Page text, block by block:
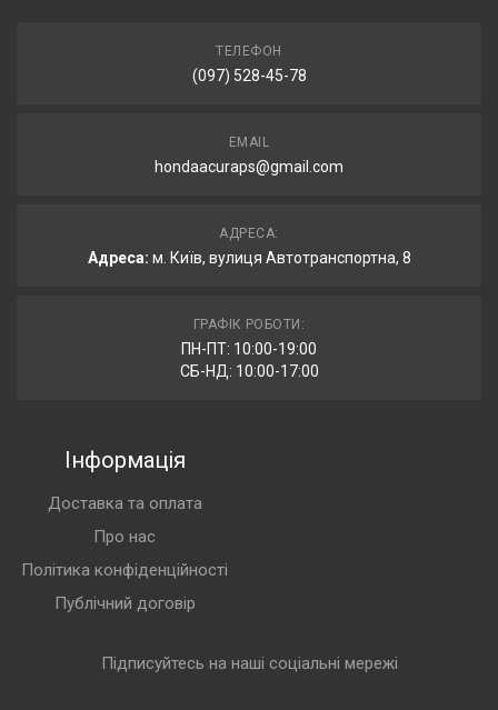
ТЕЛЕФОН
(097) 528-45-78
EMAIL
hondaacuraps@gmail.com
АДРЕСА:
Адреса: м. Київ, вулиця Автотранспортна, 8
ГРАФІК РОБОТИ:
ПН-ПТ: 10:00-19:00
СБ-НД: 10:00-17:00
Інформація
Доставка та оплата
Про нас
Політика конфіденційності
Публічний договір
Підписуйтесь на наші соціальні мережі